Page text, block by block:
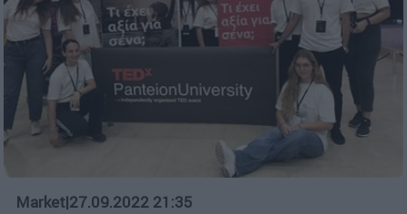
Market|27.09.2022 21:35